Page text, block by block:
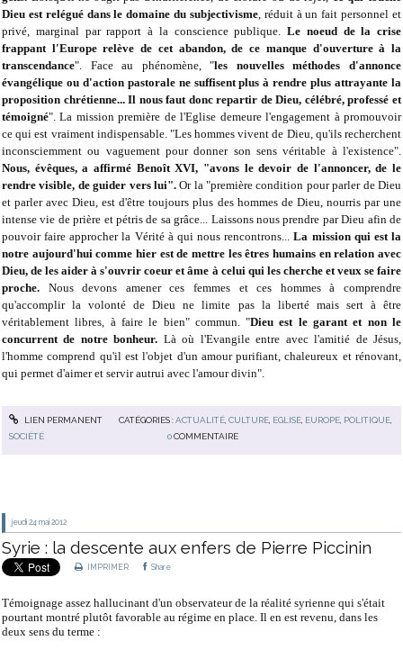
Dieu est relégué dans le domaine du subjectivisme, réduit à un fait personnel et
privé, marginal par rapport à la conscience publique. Le noeud de la crise
frappant l'Europe relève de cet abandon, de ce manque d'ouverture à la
transcendance". Face au phénomène, "les nouvelles méthodes d'annonce
évangélique ou d'action pastorale ne suffisent plus à rendre plus attrayante la
proposition chrétienne... Il nous faut donc repartir de Dieu, célébré, professé et
témoigné". La mission première de l'Eglise demeure l'engagement à promouvoir
ce qui est vraiment indispensable. "Les hommes vivent de Dieu, qu'ils recherchent
inconsciemment ou vaguement pour donner son sens véritable à l'existence".
Nous, évêques, a affirmé Benoît XVI, "avons le devoir de l'annoncer, de le
rendre visible, de guider vers lui".Or la "première condition pour parler de Dieu
et parler avec Dieu, est d'être toujours plus des hommes de Dieu, nourris par une
intense vie de prière et pétris de sa grâce... Laissons nous prendre par Dieu afin de
pouvoir faire approcher la Vérité à qui nous rencontrons...La mission qui est la
notre aujourd'hui comme hier est de mettre les êtres humains en relation avec
Dieu, de les aider à s'ouvrir coeur et âme à celui qui les cherche et veux se faire
proche. Nous devons amener ces femmes et ces hommes à comprendre
qu'accomplir la volonté de Dieu ne limite pas la liberté mais sert à être
véritablement libres, à faire le bien" commun. "Dieu est le garant et non le
concurrent de notre bonheur. Là où l'Evangile entre avec l'amitié de Jésus,
l'homme comprend qu'il est l'objet d'un amour purifiant, chaleureux et rénovant,
qui permet d'aimer et servir autrui avec l'amour divin".
LIEN PERMANENT CATÉGORIES :ACTUALITÉ, CULTURE, EGLISE, EUROPE, POLITIQUE,
SOCIÉTÉ
0 COMMENTAIRE
jeudi 24 mai 2012
Syrie : la descente aux enfers de Pierre Piccinin
IMPRIMER Share
Témoignage assez hallucinant d'un observateur de la réalité syrienne qui s'était
pourtant montré plutôt favorable au régime en place. Il en est revenu, dans les
deux sens du terme :